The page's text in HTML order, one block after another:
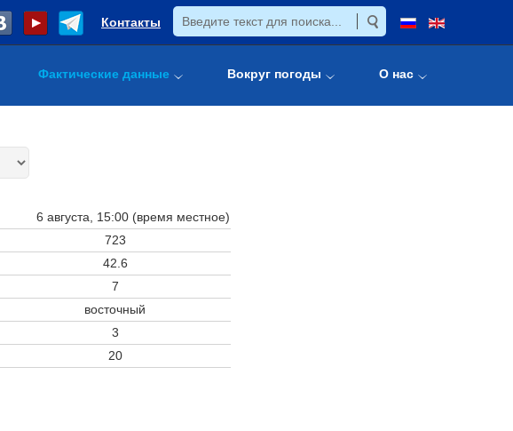
Контакты
Фактические данные Вокруг погоды О нас
6 августа, 15:00 (время местное)
723
42.6
7
восточный
3
20